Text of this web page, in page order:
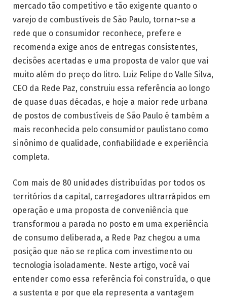
mercado tão competitivo e tão exigente quanto o
varejo de combustíveis de São Paulo, tornar-se a
rede que o consumidor reconhece, prefere e
recomenda exige anos de entregas consistentes,
decisões acertadas e uma proposta de valor que vai
muito além do preço do litro. Luiz Felipe do Valle Silva,
CEO da Rede Paz, construiu essa referência ao longo
de quase duas décadas, e hoje a maior rede urbana
de postos de combustíveis de São Paulo é também a
mais reconhecida pelo consumidor paulistano como
sinônimo de qualidade, confiabilidade e experiência
completa.
Com mais de 80 unidades distribuídas por todos os
territórios da capital, carregadores ultrarrápidos em
operação e uma proposta de conveniência que
transformou a parada no posto em uma experiência
de consumo deliberada, a Rede Paz chegou a uma
posição que não se replica com investimento ou
tecnologia isoladamente. Neste artigo, você vai
entender como essa referência foi construída, o que
a sustenta e por que ela representa a vantagem